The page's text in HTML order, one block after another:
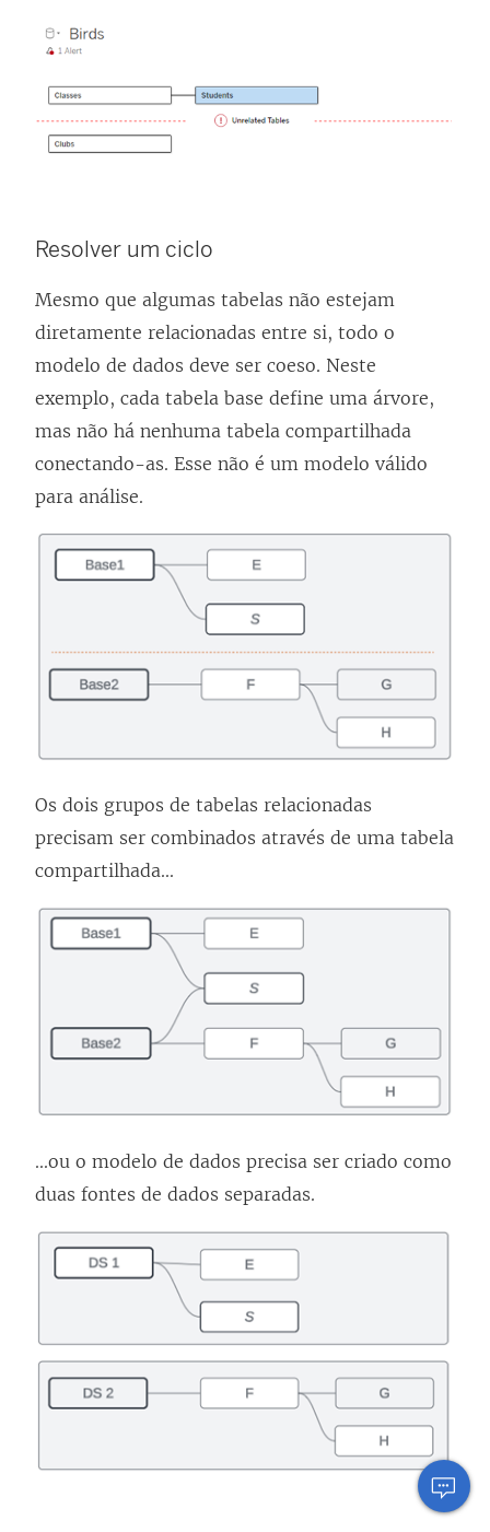
Resolver um ciclo
Mesmo que algumas tabelas não estejam
diretamente relacionadas entre si, todo o
modelo de dados deve ser coeso. Neste
exemplo, cada tabela base define uma árvore,
mas não há nenhuma tabela compartilhada
conectando-as. Esse não é um modelo válido
para análise.
Os dois grupos de tabelas relacionadas
precisam ser combinados através de uma tabela
compartilhada...
...ou o modelo de dados precisa ser criado como
duas fontes de dados separadas.